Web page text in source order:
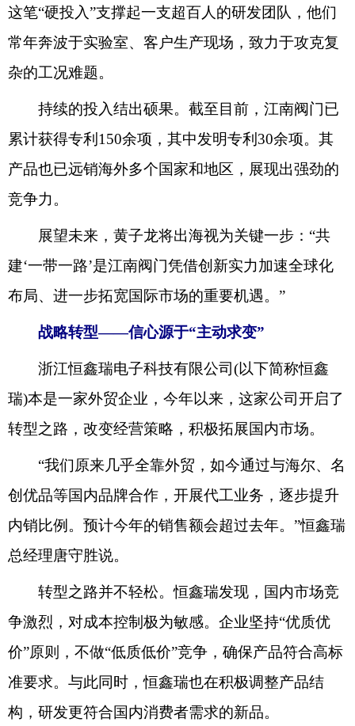
这笔“硬投入”支撑起一支超百人的研发团队，他们
常年奔波于实验室、客户生产现场，致力于攻克复
杂的工况难题。
持续的投入结出硕果。截至目前，江南阀门已
累计获得专利150余项，其中发明专利30余项。其
产品也已远销海外多个国家和地区，展现出强劲的
竞争力。
展望未来，黄子龙将出海视为关键一步：“共
建‘一带一路’是江南阀门凭借创新实力加速全球化
布局、进一步拓宽国际市场的重要机遇。”
战略转型——信心源于“主动求变”
浙江恒鑫瑞电子科技有限公司(以下简称恒鑫
瑞)本是一家外贸企业，今年以来，这家公司开启了
转型之路，改变经营策略，积极拓展国内市场。
“我们原来几乎全靠外贸，如今通过与海尔、名
创优品等国内品牌合作，开展代工业务，逐步提升
内销比例。预计今年的销售额会超过去年。”恒鑫瑞
总经理唐守胜说。
转型之路并不轻松。恒鑫瑞发现，国内市场竞
争激烈，对成本控制极为敏感。企业坚持“优质优
价”原则，不做“低质低价”竞争，确保产品符合高标
准要求。与此同时，恒鑫瑞也在积极调整产品结
构，研发更符合国内消费者需求的新品。